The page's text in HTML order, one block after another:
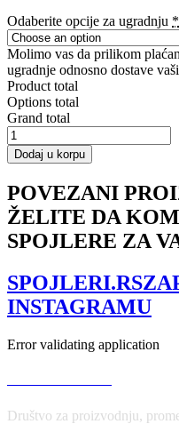
Odaberite opcije za ugradnju *
Molimo vas da prilikom
ugradnje odnosno dostave
Product total
Options total
Grand total
CENTRAL
REAR
SPLITTER
BMW
5
F11
M-
(fits
two
single
ends)
Dodaj u korpu
POVEZANI
ŽELITE DA
SPOJLERE ZA
SPOJLERI.RS
INSTAGRAMU
Error validating application
Društvo za proizvodnju,